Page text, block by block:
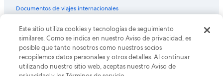
Hoteles en Constitución
Hoteles cerca de Centro comercial Los Gallegos Shopping
Hoteles en Partido de General Pueyrredón
Documentos de viajes internacionales
© 2026 Expedia, Inc., una empresa de Expedia Group. Todos los
derechos reservados. Expedia y el logo de Expedia son marcas
registradas o marcas comerciales de Expedia, Inc. CST# 2029030-50.
Este sitio utiliza cookies y tecnologías de seguimiento
similares. Como se indica en nuestro Aviso de privacidad, es
posible que tanto nosotros como nuestros socios
recopilemos datos personales y otros detalles. Al continuar
utilizando nuestro sitio web, aceptas nuestro Aviso de